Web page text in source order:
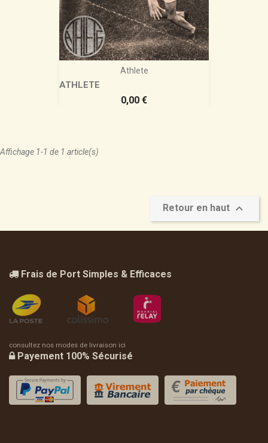
Athlete
ATHLETE
Prix
0,00 €
Affichage 1-1 de 1 article(s)
Retour en haut 
Frais de Port Simples & Efficaces
consultez nos modes de livraison ici
Payement 100% Sécurisé